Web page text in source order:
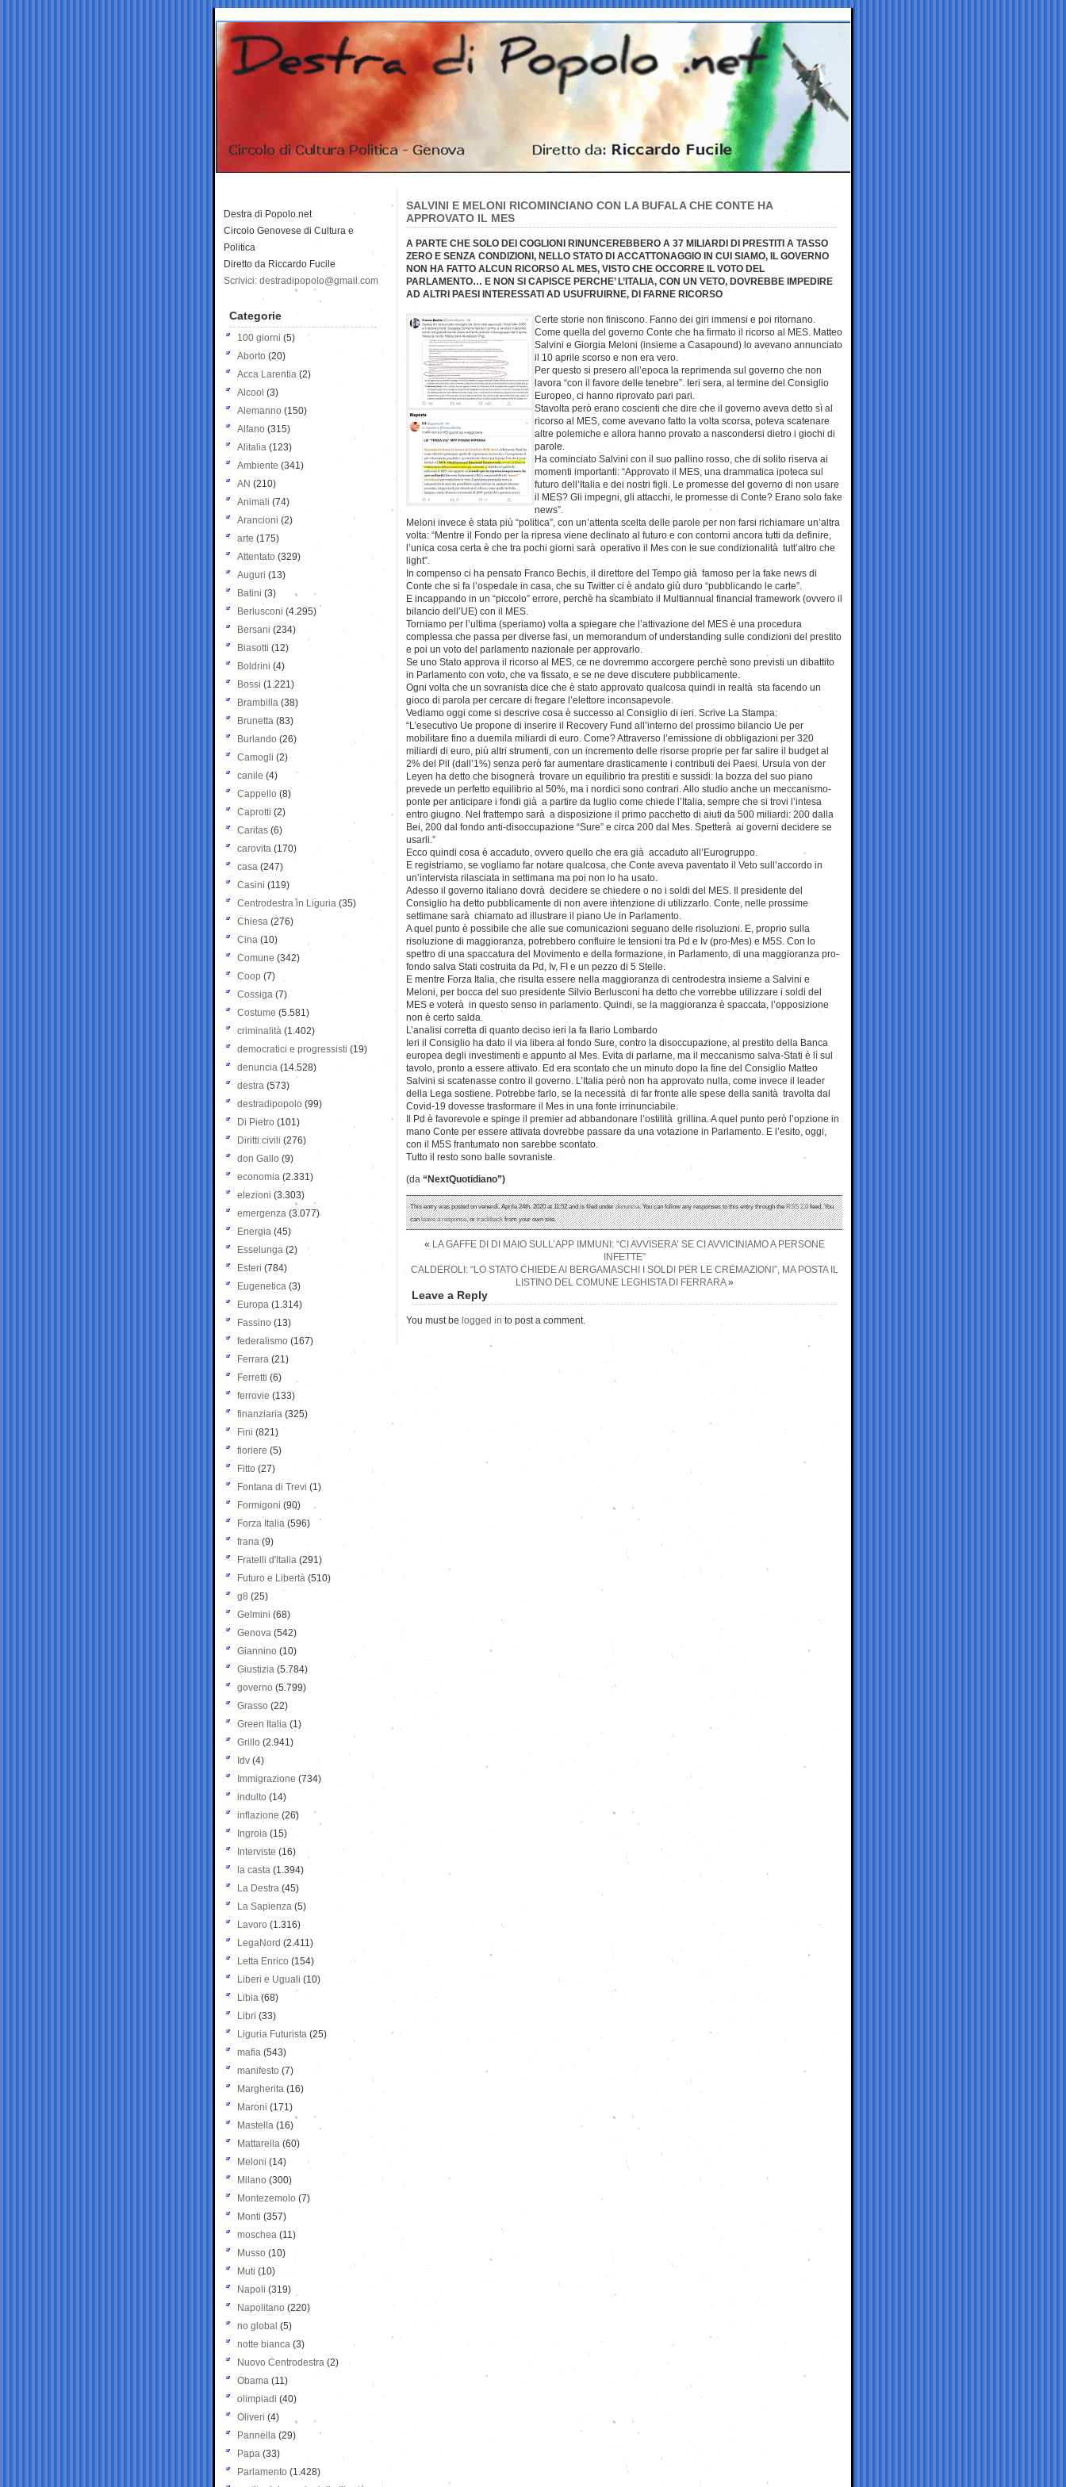
SALVINI E MELONI RICOMINCIANO CON LA BUFALA CHE CONTE HA
APPROVATO IL MES
A PARTE CHE SOLO DEI COGLIONI RINUNCEREBBERO A 37 MILIARDI DI PRESTITI A TASSO
ZERO E SENZA CONDIZIONI, NELLO STATO DI ACCATTONAGGIO IN CUI SIAMO, IL GOVERNO
NON HA FATTO ALCUN RICORSO AL MES, VISTO CHE OCCORRE IL VOTO DEL
PARLAMENTO… E NON SI CAPISCE PERCHE’ L’ITALIA, CON UN VETO, DOVREBBE IMPEDIRE
AD ALTRI PAESI INTERESSATI AD USUFRUIRNE, DI FARNE RICORSO
Certe storie non finiscono. Fanno dei giri immensi e poi ritornano.
Come quella del governo Conte che ha firmato il ricorso al MES. Matteo
Salvini e Giorgia Meloni (insieme a Casapound) lo avevano annunciato
il 10 aprile scorso e non era vero.
Per questo si presero all’epoca la reprimenda sul governo che non
lavora “con il favore delle tenebre”. Ieri sera, al termine del Consiglio
Europeo, ci hanno riprovato pari pari.
Stavolta però erano coscienti che dire che il governo aveva detto sì al
ricorso al MES, come avevano fatto la volta scorsa, poteva scatenare
altre polemiche e allora hanno provato a nascondersi dietro i giochi di
parole.
Ha cominciato Salvini con il suo pallino rosso, che di solito riserva ai
momenti importanti: “Approvato il MES, una drammatica ipoteca sul
futuro dell’Italia e dei nostri figli. Le promesse del governo di non usare
il MES? Gli impegni, gli attacchi, le promesse di Conte? Erano solo fake
news”.
Meloni invece è stata più “politica”, con un’attenta scelta delle parole per non farsi richiamare un’altra
volta: “Mentre il Fondo per la ripresa viene declinato al futuro e con contorni ancora tutti da definire,
l’unica cosa certa è che tra pochi giorni sarà operativo il Mes con le sue condizionalità tutt’altro che
light”.
In compenso ci ha pensato Franco Bechis, il direttore del Tempo già famoso per la fake news di
Conte che si fa l’ospedale in casa, che su Twitter ci è andato giù duro “pubblicando le carte”.
E incappando in un “piccolo” errore, perchè ha scambiato il Multiannual financial framework (ovvero il
bilancio dell’UE) con il MES.
Torniamo per l’ultima (speriamo) volta a spiegare che l’attivazione del MES è una procedura
complessa che passa per diverse fasi, un memorandum of understanding sulle condizioni del prestito
e poi un voto del parlamento nazionale per approvarlo.
Se uno Stato approva il ricorso al MES, ce ne dovremmo accorgere perchè sono previsti un dibattito
in Parlamento con voto, che va fissato, e se ne deve discutere pubblicamente.
Ogni volta che un sovranista dice che è stato approvato qualcosa quindi in realtà sta facendo un
gioco di parola per cercare di fregare l’elettore inconsapevole.
Vediamo oggi come si descrive cosa è successo al Consiglio di ieri. Scrive La Stampa:
“L’esecutivo Ue propone di inserire il Recovery Fund all’interno del prossimo bilancio Ue per
mobilitare fino a duemila miliardi di euro. Come? Attraverso l’emissione di obbligazioni per 320
miliardi di euro, più altri strumenti, con un incremento delle risorse proprie per far salire il budget al
2% del Pil (dall’1%) senza però far aumentare drasticamente i contributi dei Paesi. Ursula von der
Leyen ha detto che bisognerà trovare un equilibrio tra prestiti e sussidi: la bozza del suo piano
prevede un perfetto equilibrio al 50%, ma i nordici sono contrari. Allo studio anche un meccanismo-
ponte per anticipare i fondi già a partire da luglio come chiede l’Italia, sempre che si trovi l’intesa
entro giugno. Nel frattempo sarà a disposizione il primo pacchetto di aiuti da 500 miliardi: 200 dalla
Bei, 200 dal fondo anti-disoccupazione “Sure” e circa 200 dal Mes. Spetterà ai governi decidere se
usarli.”
Ecco quindi cosa è accaduto, ovvero quello che era già accaduto all’Eurogruppo.
E registriamo, se vogliamo far notare qualcosa, che Conte aveva paventato il Veto sull’accordo in
un’intervista rilasciata in settimana ma poi non lo ha usato.
Adesso il governo italiano dovrà decidere se chiedere o no i soldi del MES. Il presidente del
Consiglio ha detto pubblicamente di non avere intenzione di utilizzarlo. Conte, nelle prossime
settimane sarà chiamato ad illustrare il piano Ue in Parlamento.
A quel punto è possibile che alle sue comunicazioni seguano delle risoluzioni. E, proprio sulla
risoluzione di maggioranza, potrebbero confluire le tensioni tra Pd e Iv (pro-Mes) e M5S. Con lo
spettro di una spaccatura del Movimento e della formazione, in Parlamento, di una maggioranza pro-
fondo salva Stati costruita da Pd, Iv, FI e un pezzo di 5 Stelle.
E mentre Forza Italia, che risulta essere nella maggioranza di centrodestra insieme a Salvini e
Meloni, per bocca del suo presidente Silvio Berlusconi ha detto che vorrebbe utilizzare i soldi del
MES e voterà in questo senso in parlamento. Quindi, se la maggioranza è spaccata, l’opposizione
non è certo salda.
L’analisi corretta di quanto deciso ieri la fa Ilario Lombardo
Ieri il Consiglio ha dato il via libera al fondo Sure, contro la disoccupazione, al prestito della Banca
europea degli investimenti e appunto al Mes. Evita di parlarne, ma il meccanismo salva-Stati è lì sul
tavolo, pronto a essere attivato. Ed era scontato che un minuto dopo la fine del Consiglio Matteo
Salvini si scatenasse contro il governo. L’Italia però non ha approvato nulla, come invece il leader
della Lega sostiene. Potrebbe farlo, se la necessità di far fronte alle spese della sanità travolta dal
Covid-19 dovesse trasformare il Mes in una fonte irrinunciabile.
Il Pd è favorevole e spinge il premier ad abbandonare l’ostilità grillina. A quel punto però l’opzione in
mano Conte per essere attivata dovrebbe passare da una votazione in Parlamento. E l’esito, oggi,
con il M5S frantumato non sarebbe scontato.
Tutto il resto sono balle sovraniste.
(da “NextQuotidiano”)
This entry was posted on venerdì, Aprile 24th, 2020 at 11:52 and is filed underdenuncia. You can follow any responses to this entry through theRSS 2.0feed. You
canleave a response, ortrackbackfrom your own site.
« LA GAFFE DI DI MAIO SULL’APP IMMUNI: “CI AVVISERA’ SE CI AVVICINIAMO A PERSONE
INFETTE”
CALDEROLI: “LO STATO CHIEDE AI BERGAMASCHI I SOLDI PER LE CREMAZIONI”, MA POSTA IL
LISTINO DEL COMUNE LEGHISTA DI FERRARA»
Leave a Reply
You must be logged into post a comment.
Destra di Popolo.net
Circolo Genovese di Cultura e
Politica
Diretto da Riccardo Fucile
Scrivici: destradipopolo@gmail.com
Categorie
100 giorni (5)
Aborto (20)
Acca Larentia (2)
Alcool (3)
Alemanno (150)
Alfano (315)
Alitalia (123)
Ambiente (341)
AN (210)
Animali (74)
Arancioni (2)
arte (175)
Attentato (329)
Auguri (13)
Batini (3)
Berlusconi (4.295)
Bersani (234)
Biasotti (12)
Boldrini (4)
Bossi (1.221)
Brambilla (38)
Brunetta (83)
Burlando (26)
Camogli (2)
canile (4)
Cappello (8)
Caprotti (2)
Caritas (6)
carovita (170)
casa (247)
Casini (119)
Centrodestra in Liguria (35)
Chiesa (276)
Cina (10)
Comune (342)
Coop (7)
Cossiga (7)
Costume (5.581)
criminalità (1.402)
democratici e progressisti (19)
denuncia (14.528)
destra (573)
destradipopolo (99)
Di Pietro (101)
Diritti civili (276)
don Gallo (9)
economia (2.331)
elezioni (3.303)
emergenza (3.077)
Energia (45)
Esselunga (2)
Esteri (784)
Eugenetica (3)
Europa (1.314)
Fassino (13)
federalismo (167)
Ferrara (21)
Ferretti (6)
ferrovie (133)
finanziaria (325)
Fini (821)
fioriere (5)
Fitto (27)
Fontana di Trevi (1)
Formigoni (90)
Forza Italia (596)
frana (9)
Fratelli d'Italia (291)
Futuro e Libertà (510)
g8 (25)
Gelmini (68)
Genova (542)
Giannino (10)
Giustizia (5.784)
governo (5.799)
Grasso (22)
Green Italia (1)
Grillo (2.941)
Idv (4)
Immigrazione (734)
indulto (14)
inflazione (26)
Ingroia (15)
Interviste (16)
la casta (1.394)
La Destra (45)
La Sapienza (5)
Lavoro (1.316)
LegaNord (2.411)
Letta Enrico (154)
Liberi e Uguali (10)
Libia (68)
Libri (33)
Liguria Futurista (25)
mafia (543)
manifesto (7)
Margherita (16)
Maroni (171)
Mastella (16)
Mattarella (60)
Meloni (14)
Milano (300)
Montezemolo (7)
Monti (357)
moschea (11)
Musso (10)
Muti (10)
Napoli (319)
Napolitano (220)
no global (5)
notte bianca (3)
Nuovo Centrodestra (2)
Obama (11)
olimpiadi (40)
Oliveri (4)
Pannella (29)
Papa (33)
Parlamento (1.428)